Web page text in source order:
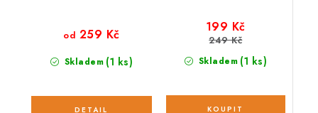
Skladem (1 ks)
od 259 Kč
Skladem (1 ks)
199 Kč
249 Kč